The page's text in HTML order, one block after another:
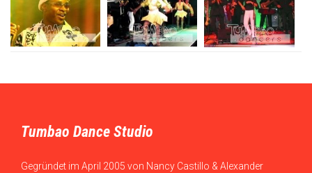
Tumbao Dance Studio
Gegründet im April 2005 von Nancy Castillo & Alexander